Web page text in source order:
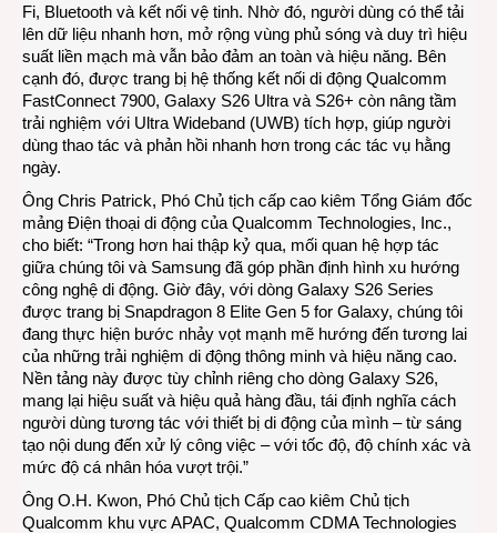
Fi, Bluetooth và kết nối vệ tinh. Nhờ đó, người dùng có thể tải
lên dữ liệu nhanh hơn, mở rộng vùng phủ sóng và duy trì hiệu
suất liền mạch mà vẫn bảo đảm an toàn và hiệu năng. Bên
cạnh đó, được trang bị hệ thống kết nối di động Qualcomm
FastConnect 7900, Galaxy S26 Ultra và S26+ còn nâng tầm
trải nghiệm với Ultra Wideband (UWB) tích hợp, giúp người
dùng thao tác và phản hồi nhanh hơn trong các tác vụ hằng
ngày.
Ông Chris Patrick, Phó Chủ tịch cấp cao kiêm Tổng Giám đốc
mảng Điện thoại di động của Qualcomm Technologies, Inc.,
cho biết: “Trong hơn hai thập kỷ qua, mối quan hệ hợp tác
giữa chúng tôi và Samsung đã góp phần định hình xu hướng
công nghệ di động. Giờ đây, với dòng Galaxy S26 Series
được trang bị Snapdragon 8 Elite Gen 5 for Galaxy, chúng tôi
đang thực hiện bước nhảy vọt mạnh mẽ hướng đến tương lai
của những trải nghiệm di động thông minh và hiệu năng cao.
Nền tảng này được tùy chỉnh riêng cho dòng Galaxy S26,
mang lại hiệu suất và hiệu quả hàng đầu, tái định nghĩa cách
người dùng tương tác với thiết bị di động của mình – từ sáng
tạo nội dung đến xử lý công việc – với tốc độ, độ chính xác và
mức độ cá nhân hóa vượt trội.”
Ông O.H. Kwon, Phó Chủ tịch Cấp cao kiêm Chủ tịch
Qualcomm khu vực APAC, Qualcomm CDMA Technologies